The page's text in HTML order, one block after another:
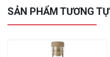
SẢN PHẨM TƯƠNG TỰ